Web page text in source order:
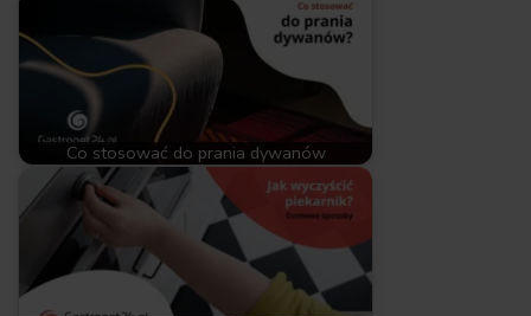
Co stosować do prania dywanów